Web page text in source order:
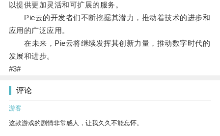
以提供更加灵活和可扩展的服务。
Pie云的开发者们不断挖掘其潜力，推动着技术的进步和
应用的广泛应用。
在未来，Pie云将继续发挥其创新力量，推动数字时代的
发展和进步。
#3#
评论
游客
这款游戏的剧情非常感人，让我久久不能忘怀。